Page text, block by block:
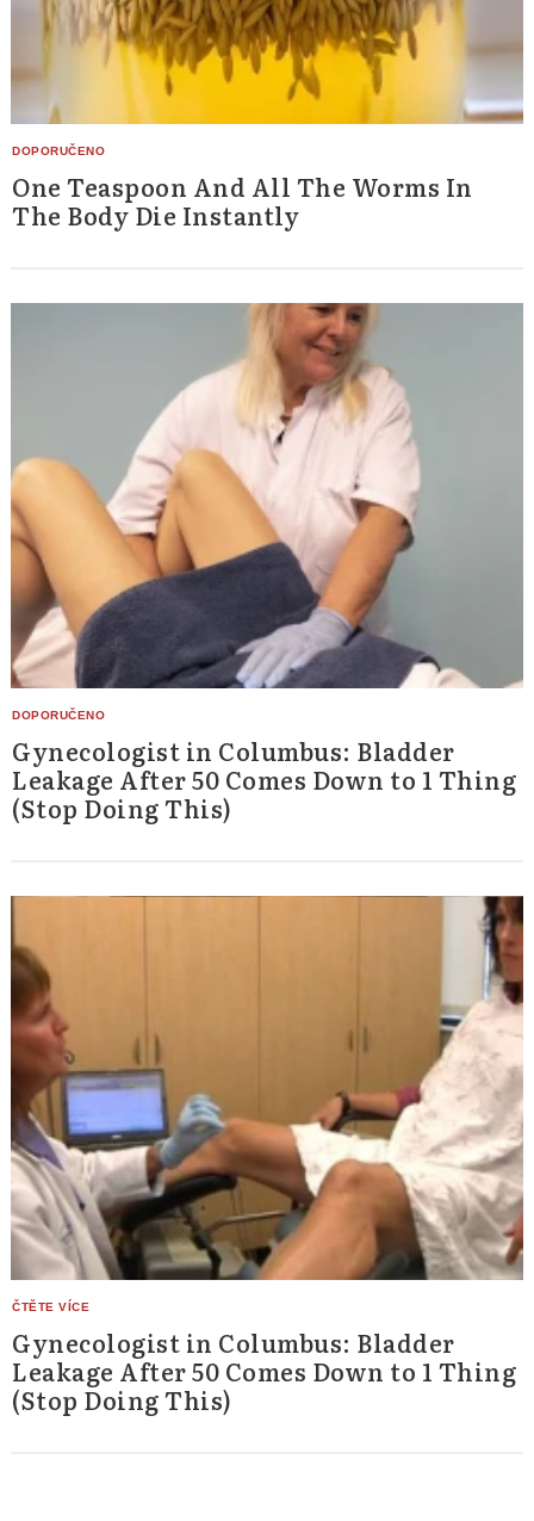
One Teaspoon And All The Worms In
The Body Die Instantly
Gynecologist in Columbus: Bladder
Leakage After 50 Comes Down to 1 Thing
(Stop Doing This)
Gynecologist in Columbus: Bladder
Leakage After 50 Comes Down to 1 Thing
(Stop Doing This)